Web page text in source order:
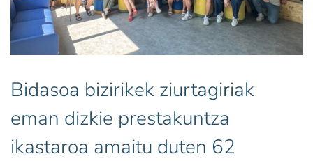
Bidasoa bizirikek ziurtagiriak
eman dizkie prestakuntza
ikastaroa amaitu duten 62